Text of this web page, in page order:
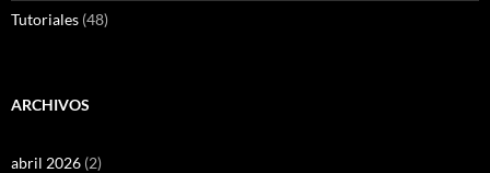
Tutoriales (48)
ARCHIVOS
abril 2026 (2)